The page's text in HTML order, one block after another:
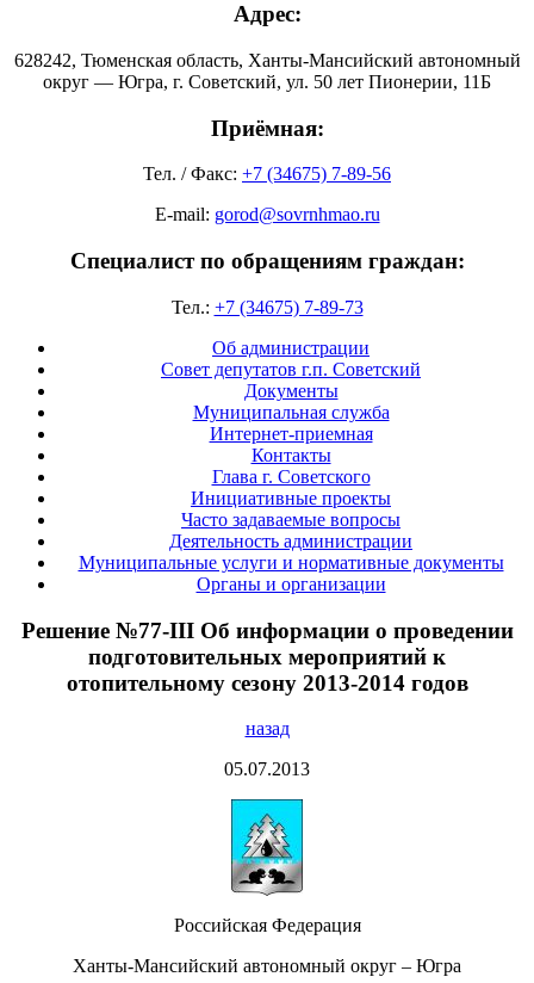
Адрес:
628242, Тюменская область, Ханты-Мансийский автономный
округ — Югра, г. Советский, ул. 50 лет Пионерии, 11Б
Приёмная:
Тел. / Факс: +7 (34675) 7-89-56
E-mail: gorod@sovrnhmao.ru
Специалист по обращениям граждан:
Тел.: +7 (34675) 7-89-73
Об администрации
Совет депутатов г.п. Советский
Документы
Муниципальная служба
Интернет-приемная
Контакты
Глава г. Советского
Инициативные проекты
Часто задаваемые вопросы
Деятельность администрации
Муниципальные услуги и нормативные документы
Органы и организации
Решение №77-III Об информации о проведении
подготовительных мероприятий к
отопительному сезону 2013-2014 годов
назад
05.07.2013
Российская Федерация
Ханты-Мансийский автономный округ – Югра